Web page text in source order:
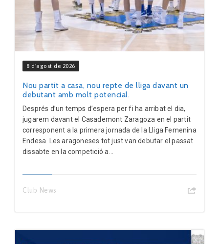
8 d'agost de 2026
Nou partit a casa, nou repte de lliga davant un
debutant amb molt potencial.
Després d’un temps d’espera per fi ha arribat el dia,
jugarem davant el Casademont Zaragoza en el partit
corresponent a la primera jornada de la Lliga Femenina
Endesa. Les aragoneses tot just van debutar el passat
dissabte en la competició a...
Club News